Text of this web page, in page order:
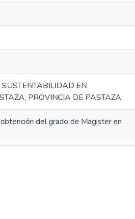
EN
PROVINCIA DE PASTAZA
del grado de Magister en